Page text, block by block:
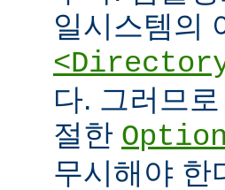
일시스템의
다. 그러므
절한
무시해야 한